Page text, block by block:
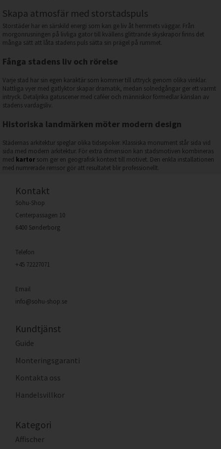
Skapa atmosfär med storstadspuls
Storstäder har en särskild energi som kan ge liv åt hemmets väggar. Från
morgonrusningen på livliga gator till kvällens glittrande skyskrapor finns det
många sätt att låta stadens puls sätta sin prägel på rummet.
Fånga stadens liv och rörelse
Varje stad har sin egen karaktär som kommer till uttryck genom olika vinklar.
Nattliga vyer med gatlyktor skapar dramatik, medan solnedgångar ger ett varmt
intryck. Detaljrika gatuscener med caféer och människor förmedlar känslan av
stadens vardagsliv.
Historiska landmärken möter modern design
Städernas arkitektur speglar olika tidsepoker. Klassiska monument står sida vid
sida med modern arkitektur. För extra dimension kan stadsmotiven kombineras
med kartor som ger en geografisk kontext till motivet. Den enkla installationen
med numrerade remsor gör att resultatet blir professionellt.
Kontakt
Sohu-Shop
Centerpassagen 10
6400 Sønderborg
Telefon
+45 72227071
Email
info@sohu-shop.se
Kundtjänst
Guide
Monteringsgaranti
Kontakta oss
Handelsvillkor
Kategori
Affischer